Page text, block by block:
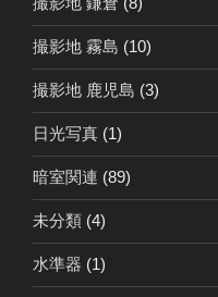
撮影地 霧島 (10)
撮影地 鹿児島 (3)
日光写真 (1)
暗室関連 (89)
未分類 (4)
水準器 (1)